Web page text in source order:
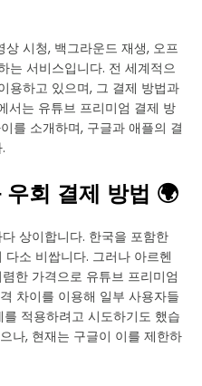
시청, 백그라운드 재생, 오프
는 서비스입니다. 전 세계적으
용하고 있으며, 그 결제 방법과
서는 유튜브 프리미엄 결제 방
를 소개하며, 구글과 애플의 결
회 결제 방법 🌍
상이합니다. 한국을 포함한
소 비쌉니다. 그러나 아르헨
한 가격으로 유튜브 프리미엄
차이를 이용해 일부 사용자들
적용하려고 시도하기도 했습
나, 현재는 구글이 이를 제한하